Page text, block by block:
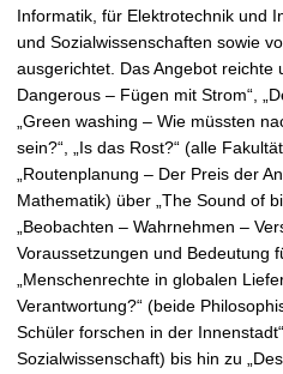
Informatik, für Elektrotechnik und
und Sozialwissenschaften sowie
ausgerichtet. Das Angebot reichte
Dangerous – Fügen mit Strom“,
„Green washing – Wie müssten
sein?“, „Is das Rost?“ (alle
„Routenplanung – Der Preis der
Mathematik) über „The Sound of
„Beobachten – Wahrnehmen –
Voraussetzungen und Bedeutung
„Menschenrechte in globalen
Verantwortung?“ (beide
Schüler forschen in der
Sozialwissenschaft) bis hin zu